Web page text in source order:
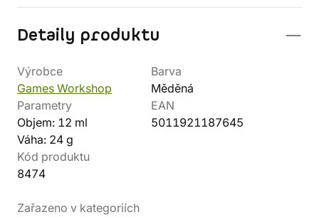
Detaily produktu
Výrobce
Games Workshop
Barva
Měděná
Parametry
Objem: 12 ml
Váha: 24 g
EAN
5011921187645
Kód produktu
8474
Zařazeno v kategoriích